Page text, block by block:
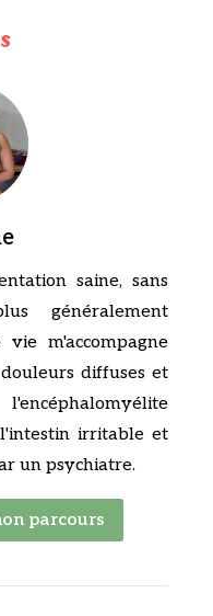
saine, sans
généralement
m'accompagne
diffuses et
irritable et
un psychiatre.
parcours